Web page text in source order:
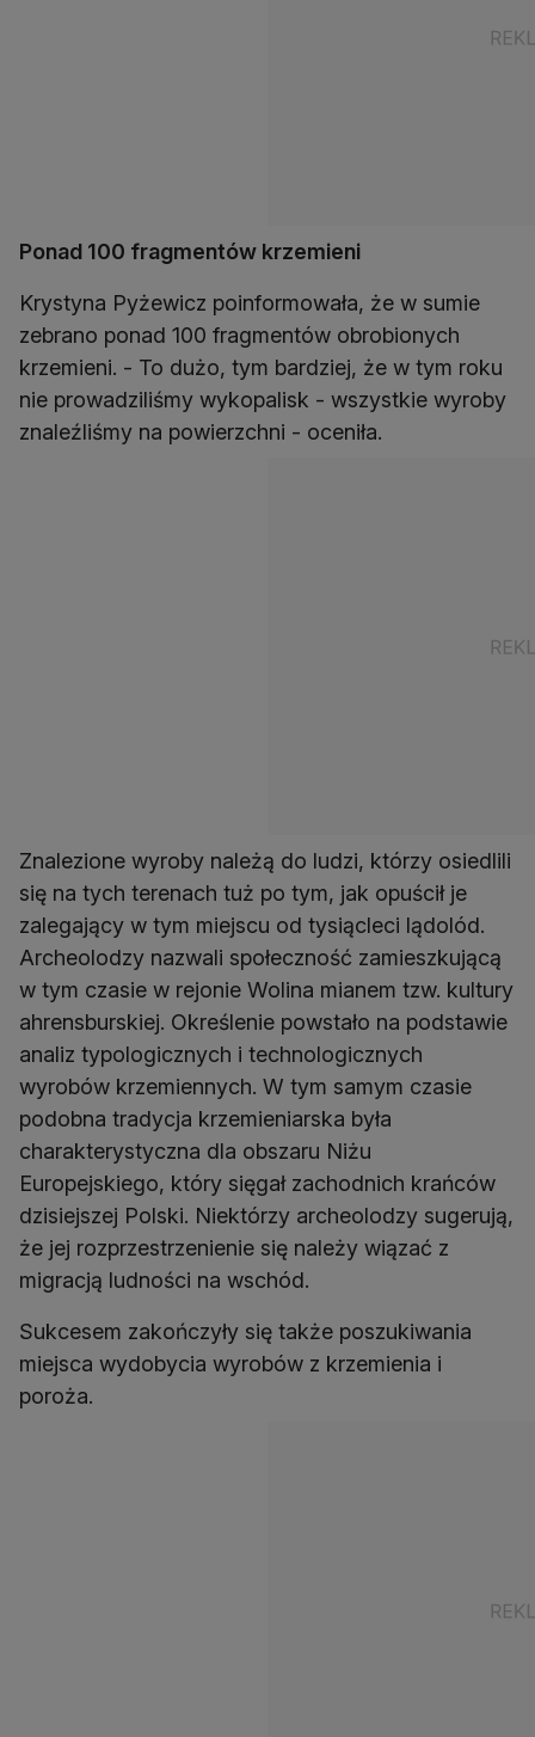
Ponad 100 fragmentów krzemieni
Krystyna Pyżewicz poinformowała, że w sumie
zebrano ponad 100 fragmentów obrobionych
krzemieni. - To dużo, tym bardziej, że w tym roku
nie prowadziliśmy wykopalisk - wszystkie wyroby
znaleźliśmy na powierzchni - oceniła.
Znalezione wyroby należą do ludzi, którzy osiedlili
się na tych terenach tuż po tym, jak opuścił je
zalegający w tym miejscu od tysiącleci lądolód.
Archeolodzy nazwali społeczność zamieszkującą
w tym czasie w rejonie Wolina mianem tzw. kultury
ahrensburskiej. Określenie powstało na podstawie
analiz typologicznych i technologicznych
wyrobów krzemiennych. W tym samym czasie
podobna tradycja krzemieniarska była
charakterystyczna dla obszaru Niżu
Europejskiego, który sięgał zachodnich krańców
dzisiejszej Polski. Niektórzy archeolodzy sugerują,
że jej rozprzestrzenienie się należy wiązać z
migracją ludności na wschód.
Sukcesem zakończyły się także poszukiwania
miejsca wydobycia wyrobów z krzemienia i
poroża.